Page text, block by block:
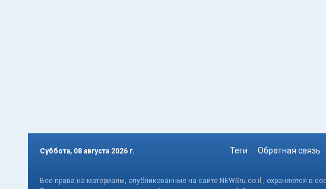
Суббота, 08 августа 2026 г. Теги Обратная связь
Все права на материалы, опубликованные на сайте NEWSru.co.il , охраняются в